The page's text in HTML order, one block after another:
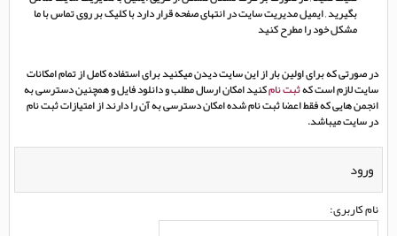
بگیرید , ایمیل مدیریت سایت در انتهای صفحه قرار دارد با کلیک بر روی تماس با ما
مشکل خود را مطرح کنید
در صورتی که برای اولین بار از این سایت دیدن میکنید برای استفاده کامل از تمام امکانات
سایت لازم است کهثبت نامکنید امکان ارسال مطلب و دانلود فایل و همچنین دسترسی به
انجمن هایی که فقط اعضا ثبت نام شده امکان دسترسی به آن را دارند از امتیازات ثبت نام
در سایت میباشد.
ورود
نام کاربری: